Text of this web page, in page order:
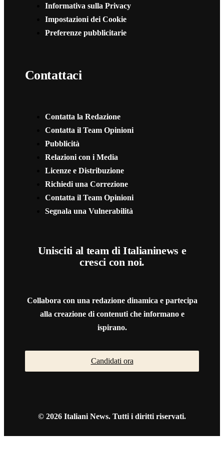
Informativa sulla Privacy
Impostazioni dei Cookie
Preferenze pubblicitarie
Contattaci
Contatta la Redazione
Contatta il Team Opinioni
Pubblicità
Relazioni con i Media
Licenze e Distribuzione
Richiedi una Correzione
Contatta il Team Opinioni
Segnala una Vulnerabilità
Unisciti al team di Italianinews e
cresci con noi.
Collabora con una redazione dinamica e partecipa
alla creazione di contenuti che informano e
ispirano.
Candidati ora
© 2026 Italiani News. Tutti i diritti riservati.